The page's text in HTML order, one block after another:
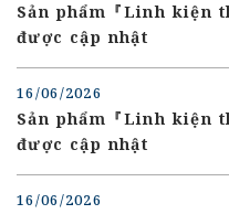
Sản phẩm『Linh kiện
được cập nhật
16/06/2026
Sản phẩm『Linh kiện
được cập nhật
16/06/2026